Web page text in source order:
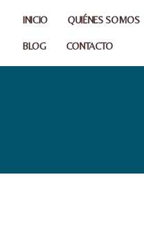
INICIO QUIÉNES SOMOS
BLOG CONTACTO